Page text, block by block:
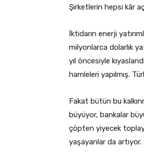
Şirketlerin hepsi kâr
İktidarın enerji
milyonlarca dolarlık
yıl öncesiyle
hamleleri yapılmış.
Fakat bütün bu
büyüyor, bankalar
çöpten yiyecek
yaşayanlar da